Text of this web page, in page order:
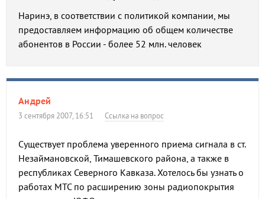
Наринэ, в соответствии с политикой компании, мы
предоставляем информацию об общем количестве
абонентов в России - более 52 млн. человек
Андрей
3 сентября 2007, 16:51 Ссылка на вопрос
Существует проблема уверенного приема сигнала в ст.
Незаймановской, Тимашевского района, а также в
республиках Северного Кавказа. Хотелось бы узнать о
работах МТС по расширению зоны радиопокрытия